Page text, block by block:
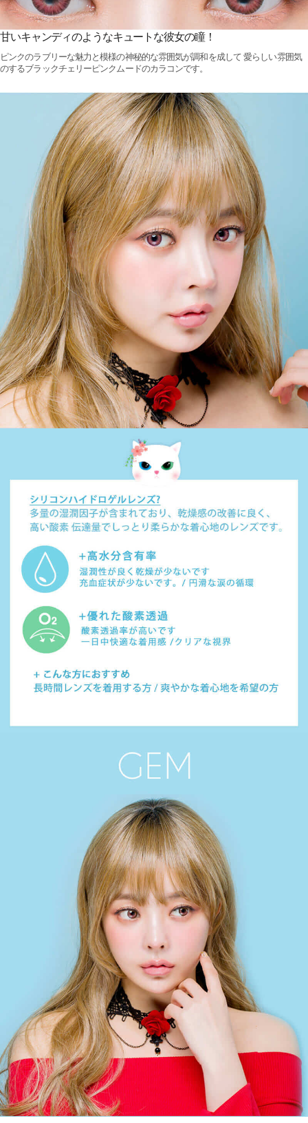
甘いキャンディのようなキュートな彼女の瞳！
ピンクのラブリーな魅力と模様の神秘的な雰囲気が調和を成して 愛らしい雰囲気
のするブラックチェリーピンクムードのカラコンです。